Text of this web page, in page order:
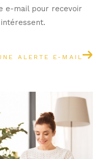
e-mail pour recevoir
ALERTE E-MAIL